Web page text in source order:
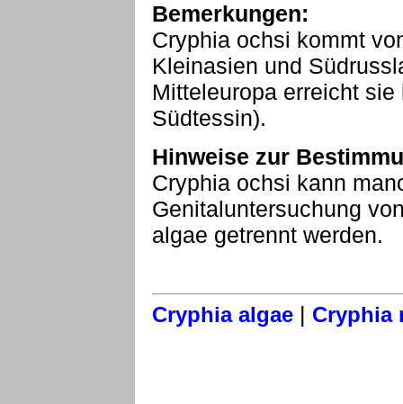
Bemerkungen:
Cryphia ochsi kommt
Kleinasien und
Mitteleuropa erreicht
Südtessin).
Hinweise zur
Cryphia ochsi kann
Genitaluntersuchung
algae getrennt werden.
Cryphia algae | Cryphia